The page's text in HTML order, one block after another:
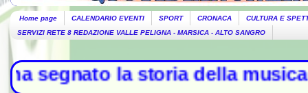
Home page CALENDARIO EVENTI SPORT CRONACA
CULTURA E
SERVIZI RETE 8 REDAZIONE VALLE PELIGNA - MARSICA - ALTO SANGRO
della musica -